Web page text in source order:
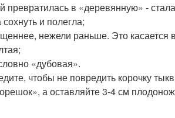
превратилась в «деревянную» -
и полегла;
нежели раньше. Это
«дубовая».
чтобы не повредить корочку
а оставляйте 3-4 см